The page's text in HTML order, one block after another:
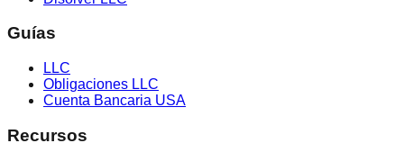
Guías
LLC
Obligaciones LLC
Cuenta Bancaria USA
Recursos